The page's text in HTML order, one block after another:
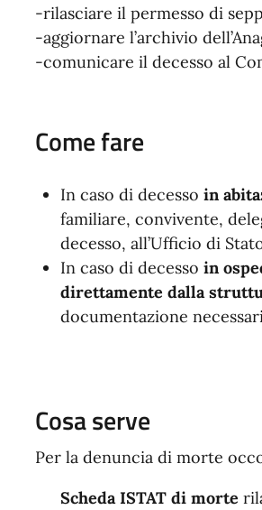
-rilasciare il permesso di
-aggiornare l’archivio
-comunicare il decesso al
Come fare
In caso di decesso in
familiare, convivente,
decesso, all’Ufficio di
In caso di decesso in
direttamente dalla
documentazione
Cosa serve
Per la denuncia di morte
Scheda ISTAT di morte